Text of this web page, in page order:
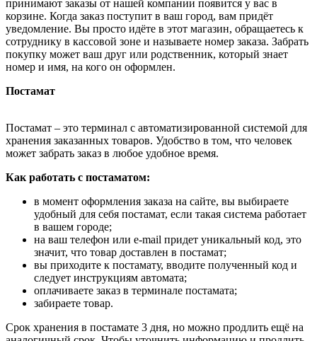
принимают заказы от нашей компании появится у вас в
корзине. Когда заказ поступит в ваш город, вам придёт
уведомление. Вы просто идёте в этот магазин, обращаетесь к
сотруднику в кассовой зоне и называете номер заказа. Забрать
покупку может ваш друг или родственник, который знает
номер и имя, на кого он оформлен.
Постамат
Постамат – это терминал с автоматизированной системой для
хранения заказанных товаров. Удобство в том, что человек
может забрать заказ в любое удобное время.
Как работать с постаматом:
в момент оформления заказа на сайте, вы выбираете
удобный для себя постамат, если такая система работает
в вашем городе;
на ваш телефон или e-mail придет уникальный код, это
значит, что товар доставлен в постамат;
вы приходите к постамату, вводите полученный код и
следует инструкциям автомата;
оплачиваете заказ в терминале постамата;
забираете товар.
Срок хранения в постамате 3 дня, но можно продлить ещё на